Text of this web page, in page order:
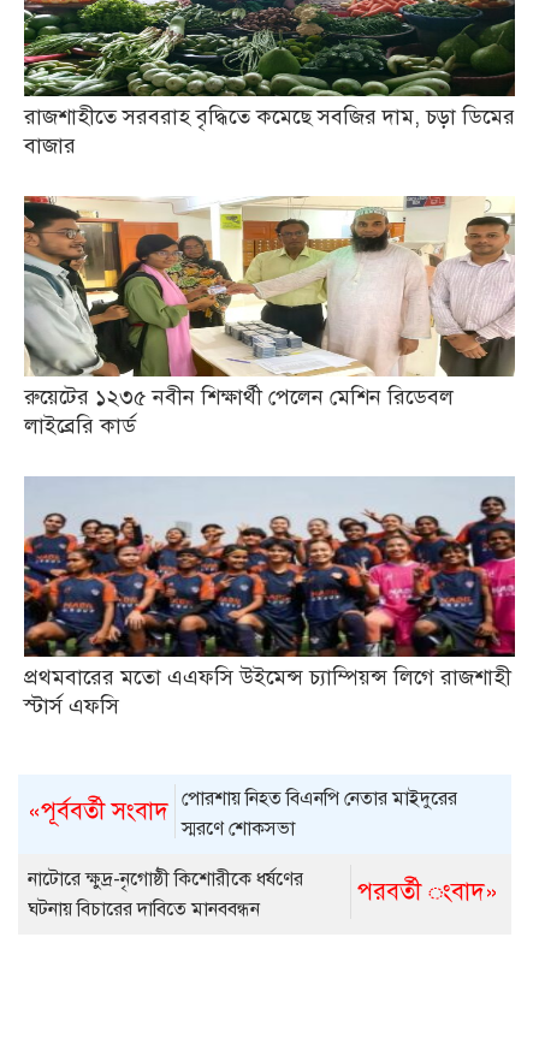
রাজশাহীতে সরবরাহ বৃদ্ধিতে কমেছে সবজির দাম, চড়া ডিমের
বাজার
রুয়েটের ১২৩৫ নবীন শিক্ষার্থী পেলেন মেশিন রিডেবল
লাইব্রেরি কার্ড
প্রথমবারের মতো এএফসি উইমেন্স চ্যাম্পিয়ন্স লিগে রাজশাহী
স্টার্স এফসি
«পূর্ববর্তী সংবাদ পোরশায় নিহত বিএনপি নেতার মাইদুরের
স্মরণে শোকসভা
পরবর্তী ংবাদ»
নাটোরে ক্ষুদ্র-নৃগোষ্ঠী কিশোরীকে ধর্ষণের
ঘটনায় বিচারের দাবিতে মানববন্ধন